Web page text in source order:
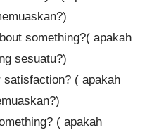
something?( apakah
sesuatu?)
( apakah
( apakah